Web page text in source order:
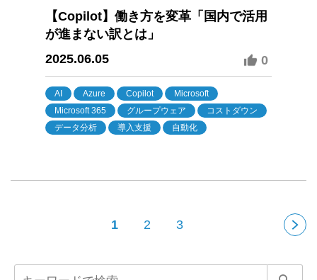
【Copilot】働き方を変革「国内で活用
が進まない訳とは」
2025.06.05
0
AI Azure Copilot
Microsoft
Microsoft 365
グループウェア
コストダウン
データ分析
導入支援 自動化
1 2 3